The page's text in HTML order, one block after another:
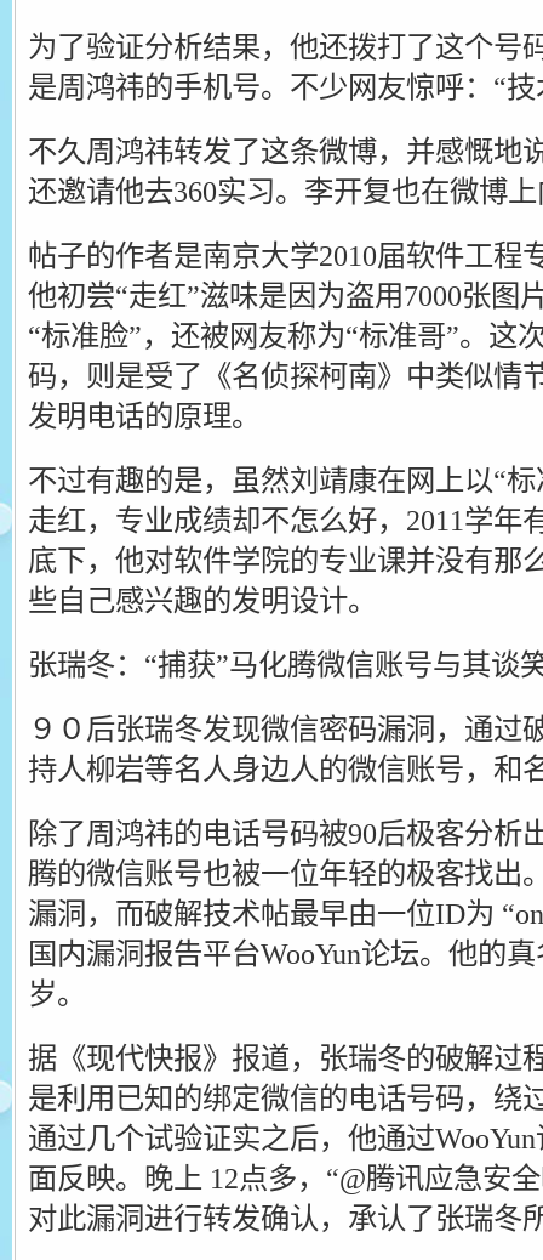
为了验证分析结果，他还拨打了这个号
是周鸿祎的手机号。不少网友惊呼：“
不久周鸿祎转发了这条微博，并感慨地
还邀请他去360实习。李开复也在微博
帖子的作者是南京大学2010届软件工程
他初尝“走红”滋味是因为盗用7000张图
“标准脸”，还被网友称为“标准哥”。这
码，则是受了《名侦探柯南》中类似情
发明电话的原理。
不过有趣的是，虽然刘靖康在网上以“
走红，专业成绩却不怎么好，2011学年
底下，他对软件学院的专业课并没有那
些自己感兴趣的发明设计。
张瑞冬：“捕获”马化腾微信账号与其谈
９０后张瑞冬发现微信密码漏洞，通过
持人柳岩等名人身边人的微信账号，和
除了周鸿祎的电话号码被90后极客分析
腾的微信账号也被一位年轻的极客找出
漏洞，而破解技术帖最早由一位ID为
国内漏洞报告平台WooYun论坛。他的
岁。
据《现代快报》报道，张瑞冬的破解过
是利用已知的绑定微信的电话号码，绕
通过几个试验证实之后，他通过
面反映。晚上 12点多，“@腾讯应急安
对此漏洞进行转发确认，承认了张瑞冬